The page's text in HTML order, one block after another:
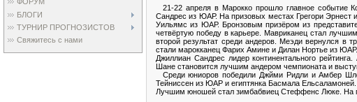
БЛОГИ
ТУРНИР ПРОГНОЗИСТОВ
Свяжитесь с нами
21-22 апреля в Марокко прошло главное событие
Сандрес из ЮАР. На призовых местах Грегори
Уильямс из ЮАР. Бронзовым призёром из
четвёртую победу в карьере. Мавриканец стал
второй результат среди андеров. Меэди вернулся в
стали марокканец Фарих Амине и Дилан Нортье из ЮАР.
Джиллиан Сандрес лидер континентального
Шане становится лучшим андером чемпионата и
Среди юниоров победили Джйми Ридли и Амбер
Тейниссен из ЮАР и египтянка Басмала Ельсаламоней.
Лучшим юношей стал зимбабвиец Стеффенс Люке. На